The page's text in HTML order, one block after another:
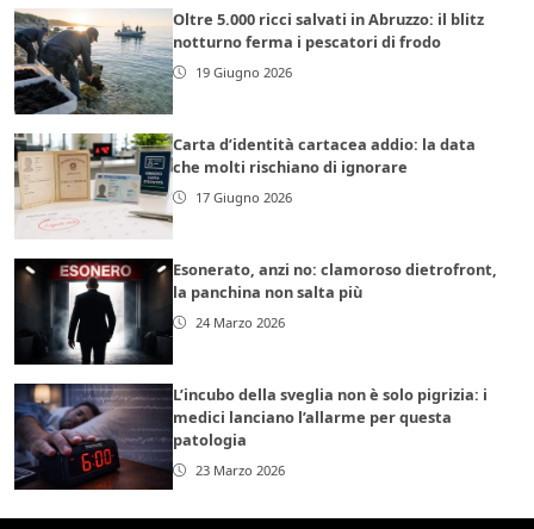
Oltre 5.000 ricci salvati in Abruzzo: il blitz
notturno ferma i pescatori di frodo
19 Giugno 2026
Carta d’identità cartacea addio: la data
che molti rischiano di ignorare
17 Giugno 2026
Esonerato, anzi no: clamoroso dietrofront,
la panchina non salta più
24 Marzo 2026
L’incubo della sveglia non è solo pigrizia: i
medici lanciano l’allarme per questa
patologia
23 Marzo 2026